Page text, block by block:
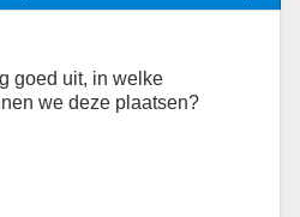
goed uit, in welke
we deze plaatsen?